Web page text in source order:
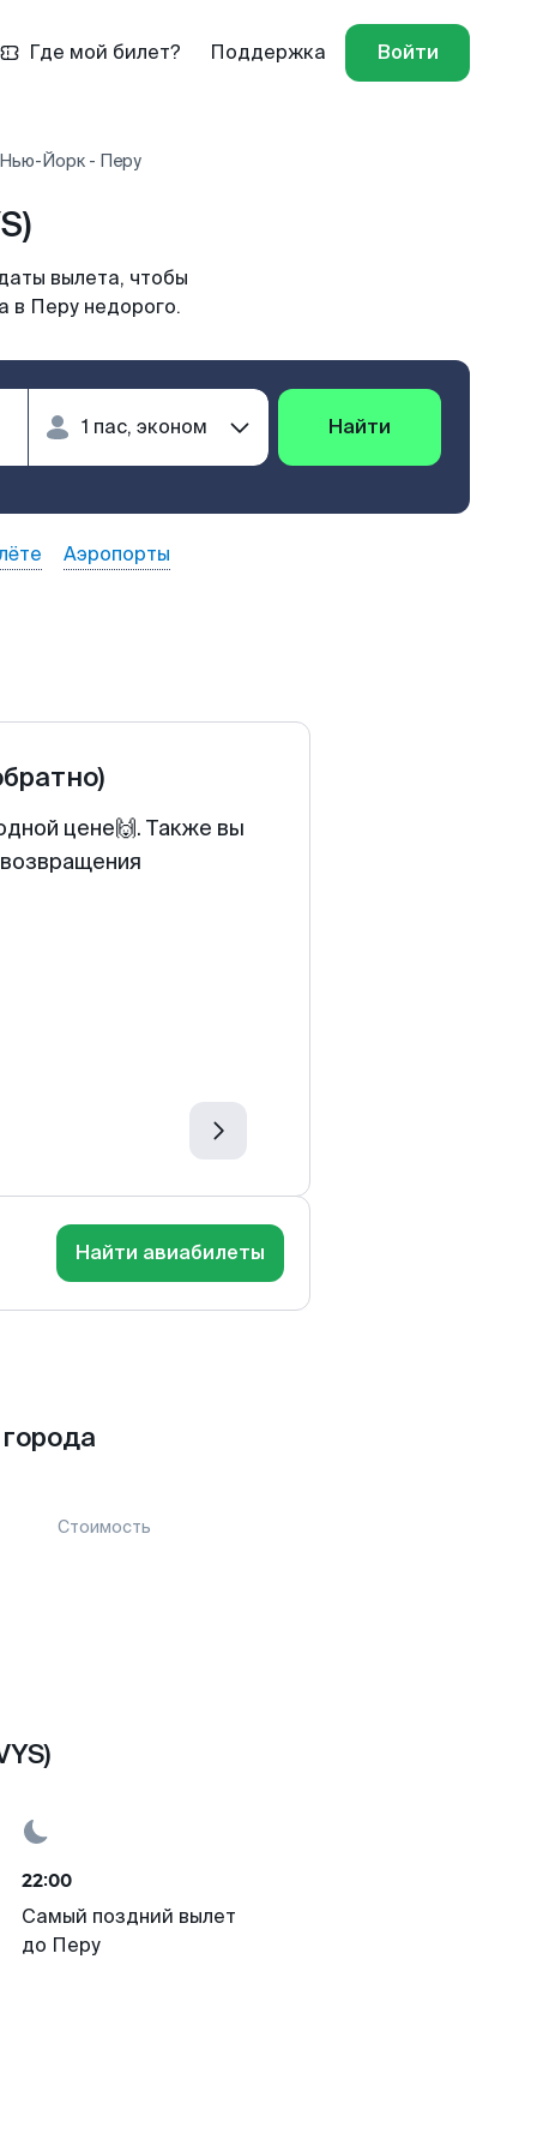
Где мой билет? Поддержка Войти
Нью-Йорк - Перу
вылета, чтобы
в Перу недорого.
Найти
Аэропорты
цене🙌. Также вы
Найти авиабилеты
Стоимость
22:00
Самый поздний вылет
до Перу